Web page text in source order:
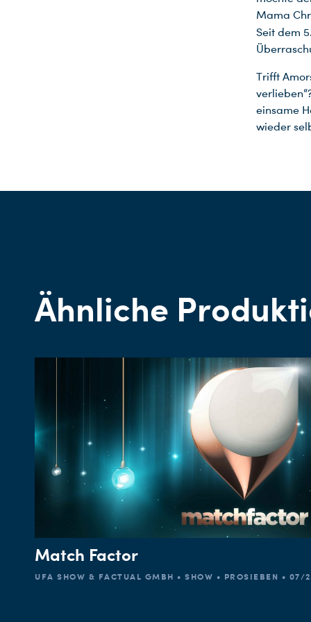
Mama
Seit dem
Trifft
einsame
wieder
Ähnliche
Match Factor
UFA SHOW & FACTUAL GMBH • SHOW • PROSIEBEN • 07/